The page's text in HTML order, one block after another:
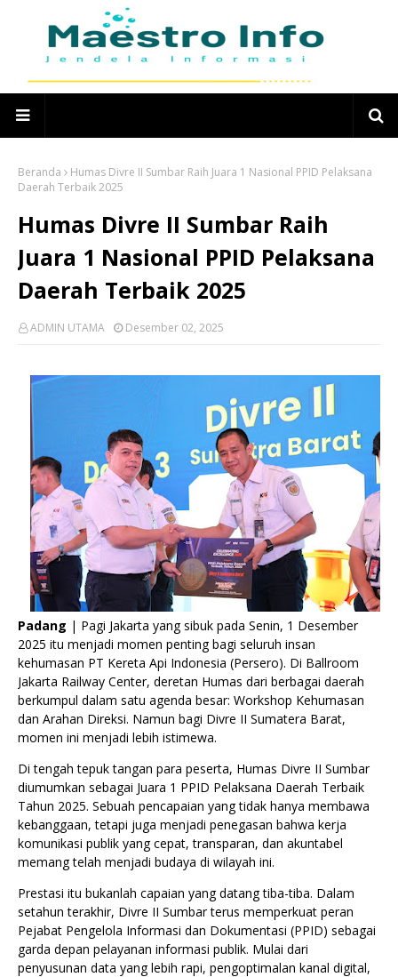
Beranda
Humas Divre II Sumbar Raih Juara 1 Nasional PPID Pelaksana
Daerah Terbaik 2025
Humas Divre II Sumbar Raih
Juara 1 Nasional PPID Pelaksana
Daerah Terbaik 2025
ADMIN UTAMA Desember 02, 2025
Padang | Pagi Jakarta yang sibuk pada Senin, 1 Desember
2025 itu menjadi momen penting bagi seluruh insan
kehumasan PT Kereta Api Indonesia (Persero). Di Ballroom
Jakarta Railway Center, deretan Humas dari berbagai daerah
berkumpul dalam satu agenda besar: Workshop Kehumasan
dan Arahan Direksi. Namun bagi Divre II Sumatera Barat,
momen ini menjadi lebih istimewa.
Di tengah tepuk tangan para peserta, Humas Divre II Sumbar
diumumkan sebagai Juara 1 PPID Pelaksana Daerah Terbaik
Tahun 2025. Sebuah pencapaian yang tidak hanya membawa
kebanggaan, tetapi juga menjadi penegasan bahwa kerja
komunikasi publik yang cepat, transparan, dan akuntabel
memang telah menjadi budaya di wilayah ini.
Prestasi itu bukanlah capaian yang datang tiba-tiba. Dalam
setahun terakhir, Divre II Sumbar terus memperkuat peran
Pejabat Pengelola Informasi dan Dokumentasi (PPID) sebagai
garda depan pelayanan informasi publik. Mulai dari
penyusunan data yang lebih rapi, pengoptimalan kanal digital,